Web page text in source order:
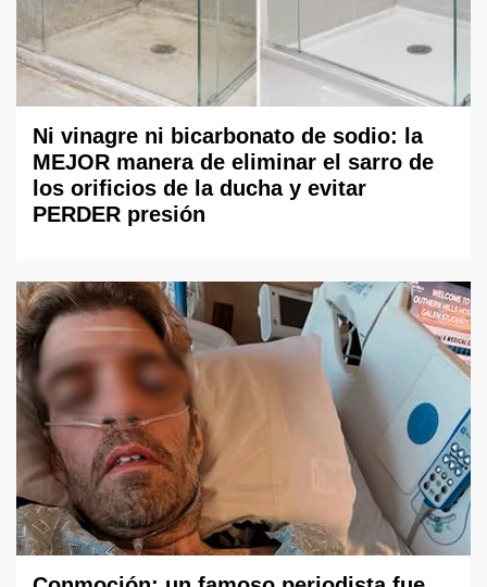
Ni vinagre ni bicarbonato de sodio: la
MEJOR manera de eliminar el sarro de
los orificios de la ducha y evitar
PERDER presión